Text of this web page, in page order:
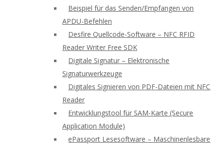
Beispiel für das Senden/Empfangen von
APDU-Befehlen
Desfire Quellcode-Software – NFC RFID
Reader Writer Free SDK
Digitale Signatur – Elektronische
Signaturwerkzeuge
Digitales Signieren von PDF-Dateien mit NFC
Reader
Entwicklungstool für SAM-Karte (Secure
Application Module)
ePassport Lesesoftware – Maschinenlesbare